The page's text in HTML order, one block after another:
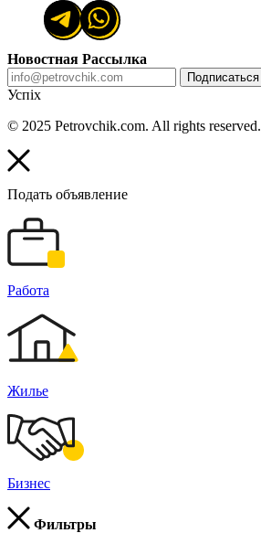
Новостная Рассылка
Подписаться
Успіх
© 2025 Petrovchik.com. All rights reserved.
Подать объявление
Работа
Жилье
Бизнес
Фильтры